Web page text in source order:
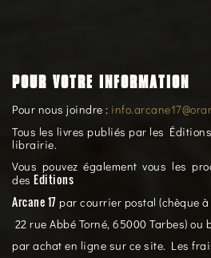
POUR VOTRE INFORMATION
Pour nous joindre :
Tous les livres publiés par les Éditions
librairie.
Vous pouvez également vous les
des Editions
Arcane 17 par courrier postal (chèque à
22 rue Abbé Torné, 65000 Tarbes)
par achat en ligne sur ce site. Les